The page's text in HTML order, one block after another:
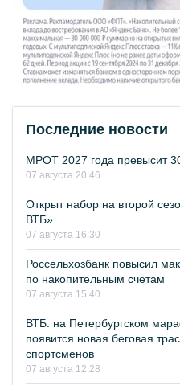
Последние новости
МРОТ 2027 года превысит
07 августа 20:46
Открыт набор на второй
ВТБ»
07 августа 16:30
Россельхозбанк повысил
по накопительным счетам
07 августа 15:40
ВТБ: на Петербургском
появится новая беговая
спортсменов
07 августа 12:28